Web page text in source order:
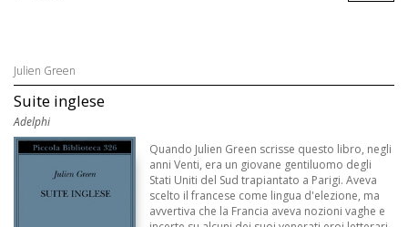
Julien Green
Suite inglese
Adelphi
Quando Julien Green scrisse questo libro, negli
anni Venti, era un giovane gentiluomo degli
Stati Uniti del Sud trapiantato a Parigi. Aveva
scelto il francese come lingua d'elezione, ma
avvertiva che la Francia aveva nozioni vaghe e